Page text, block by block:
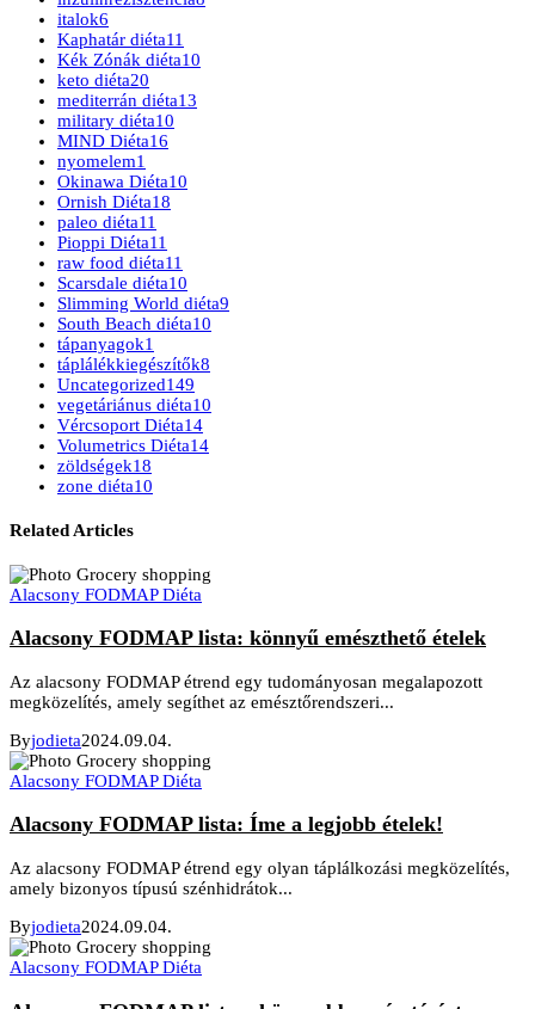
italok6
Kaphatár diéta11
Kék Zónák diéta10
keto diéta20
mediterrán diéta13
military diéta10
MIND Diéta16
nyomelem1
Okinawa Diéta10
Ornish Diéta18
paleo diéta11
Pioppi Diéta11
raw food diéta11
Scarsdale diéta10
Slimming World diéta9
South Beach diéta10
tápanyagok1
táplálékkiegészítők8
Uncategorized149
vegetáriánus diéta10
Vércsoport Diéta14
Volumetrics Diéta14
zöldségek18
zone diéta10
Related Articles
Alacsony FODMAP Diéta
Alacsony FODMAP lista: könnyű emészthető ételek
Az alacsony FODMAP étrend egy tudományosan megalapozott
megközelítés, amely segíthet az emésztőrendszeri...
Byjodieta2024.09.04.
Alacsony FODMAP Diéta
Alacsony FODMAP lista: Íme a legjobb ételek!
Az alacsony FODMAP étrend egy olyan táplálkozási megközelítés,
amely bizonyos típusú szénhidrátok...
Byjodieta2024.09.04.
Alacsony FODMAP Diéta